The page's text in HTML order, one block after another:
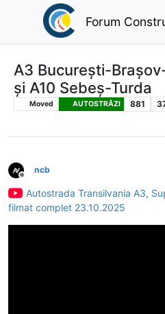
Forum
A3 București-
și A10 Sebeș-Turda
Moved AUTOSTRĂZI 881
Deconectat
ncb
Autostrada Transilvania A3,
filmat complet 23.10.2025